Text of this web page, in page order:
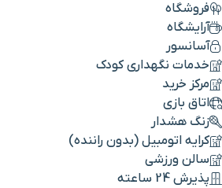
فروشگاه
آرایشگاه
آسانسور
خدمات نگهداری کودک
مرکز خرید
اتاق بازی
زنگ هشدار
کرایه اتومبیل (بدون راننده)
سالن ورزشی
پذیرش 24 ساعته